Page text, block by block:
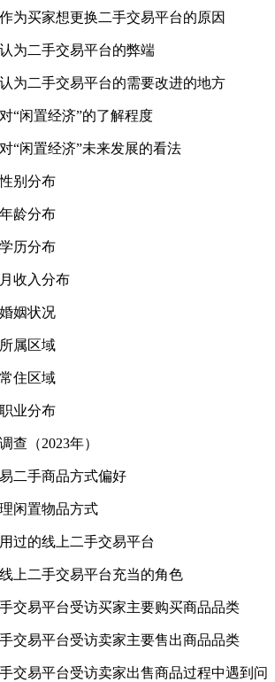
为买家想更换二手交易平台的原因
为二手交易平台的弊端
为二手交易平台的需要改进的地方
“闲置经济”的了解程度
“闲置经济”未来发展的看法
别分布
龄分布
历分布
收入分布
姻状况
属区域
住区域
业分布
查（2023年）
二手商品方式偏好
闲置物品方式
过的线上二手交易平台
上二手交易平台充当的角色
交易平台受访买家主要购买商品品类
交易平台受访卖家主要售出商品品类
交易平台受访卖家出售商品过程中遇到问